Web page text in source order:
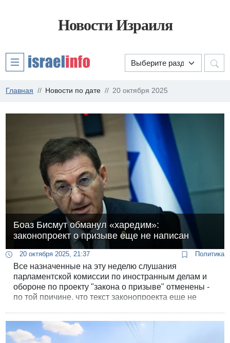
Новости Израиля
Главная Новости по дате 20 октября 2025
Боаз Бисмут обманул «харедим»:
законопроект о призыве еще не написан
20 октября 2025, 21:37 Политика
Все назначенные на эту неделю слушания
парламентской комиссии по иностранным делам и
обороне по проекту "закона о призыве" отменены -
по той причине, что текст законопроекта еще не